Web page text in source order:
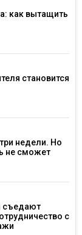
как вытащить
становится
недели. Но
не сможет
съедают
с